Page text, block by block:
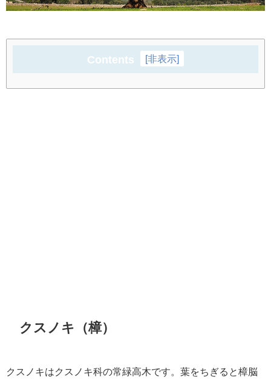
Contents [非表示]
クスノキ（樟）
クスノキはクスノキ科の常緑高木です。葉をちぎると樟脳